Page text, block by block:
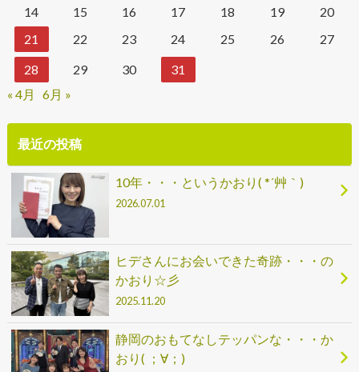
14 15 16 17 18 19
20
21
22 23 24 25 26
27
28
29 30
31
« 4月
6月 »
最近の投稿
10年・・・というかおり( *´艸｀)
2026.07.01
ヒデさんにお会いできた奇跡・・・の
かおり☆彡
2025.11.20
静岡のおもてなしテッパンな・・・か
おり( ；∀；)